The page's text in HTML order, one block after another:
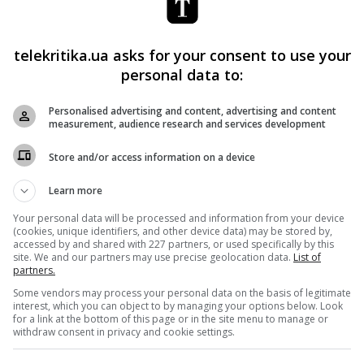
ранок” и дальше будет становиться более социальным,
что накануне выборов общественный вещатель
и ток-шоу
с 18 марта, станет мерилом уровня политической
высокую культуру дискуссии, и должен быть в сетке
программ в эфире «UA:Культура» появятся
23 марта зрители смогут посмотретьпрямые
катанию – 2019
пока преимущественно по визуальному
Но понятно, что такие виды, как футбол или бокс,
telekritika.ua asks for your consent to use your
personal data to:
Personalised advertising and content, advertising and content
measurement, audience research and services development
Store and/or access information on a device
Learn more
Your personal data will be processed and information from your device
(cookies, unique identifiers, and other device data) may be stored by,
accessed by and shared with 227 partners, or used specifically by this
site. We and our partners may use precise geolocation data. List of
partners.
Some vendors may process your personal data on the basis of legitimate
interest, which you can object to by managing your options below. Look
for a link at the bottom of this page or in the site menu to manage or
withdraw consent in privacy and cookie settings.